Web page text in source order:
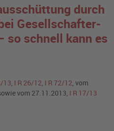
durch
Gesellschafter-
so schnell kann es
13, I R 26/12, I R 72/12, vom
vom 27.11.2013, I R 17/13